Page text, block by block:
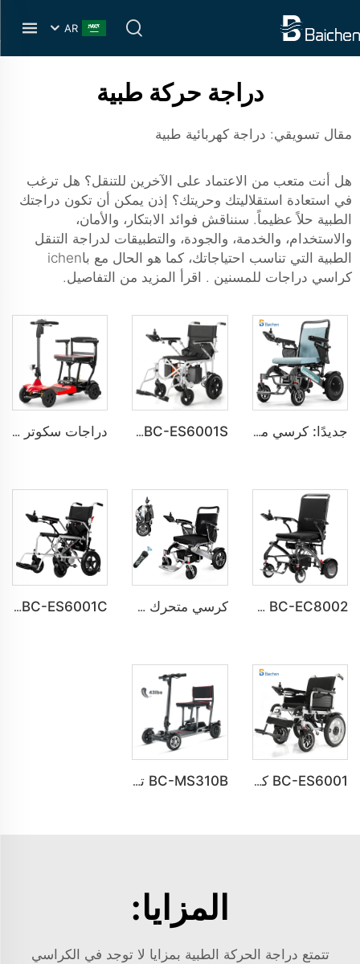
AR
دراجة حركة طبية
مقال تسويقي: دراجة كهربائية طبية
هل أنت متعب من الاعتماد على الآخرين للتنقل؟ هل ترغب
في استعادة استقلاليتك وحريتك؟ إذن يمكن أن تكون دراجتك
الطبية حلاً عظيماً. سنناقش فوائد الابتكار، والأمان،
والاستخدام، والخدمة، والجودة، والتطبيقات لدراجة التنقل
الطبية التي تناسب احتياجاتك، كما هو الحال مع باichen
كراسي دراجات للمسنين . اقرأ المزيد من التفاصيل.
جديدًا: كرسي متحرك كهربائي عصري قابل للطي للمعاقين BC-EA8000-UP BC-ES6001S تخصيص كرسي متحرك كهربائي عصري ذكي حديث دراجات سكوتر كهربائية للتنقل القابلة للطي خفيفة الوزن معتمدة من UL BC-MS8001
BC-EC8002 كرسي متحرك كهربائي فاخر خفيف الوزن يعمل بالبطارية الليثيوم ومصنوع من ألياف الكربون كرسي متحرك كهربائي خفيف الوزن بمحركات قوية 600 واط BC-EA7000F BC-ES6001C سعر رخيص كرسي متحرك كهربائي قابل للطي وسهل الحمل
BC-ES6001 كراسي متحركة كهربائية قابلة للطي وسهلة الحمل كرسي متحرك للسفر BC-MS310B تصميم جديد متميز سكوتر حركة فائق الخفة بـ 4 عجلات لكبار السن
المزايا:
تتمتع دراجة الحركة الطبية بمزايا لا توجد في الكراسي